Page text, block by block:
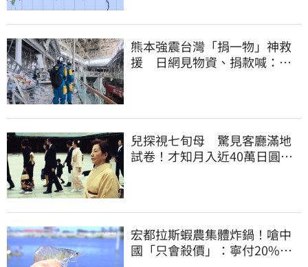
熊本強震台灣「捐一物」神救
援 日網見物資、捐款喊：給
兒探視七旬母 驚見客廳滿地
試卷！才知月入近40萬日圓
宏都拉斯蝦農集體炸鍋！嗆中
國「只會殺價」：寧付20%關